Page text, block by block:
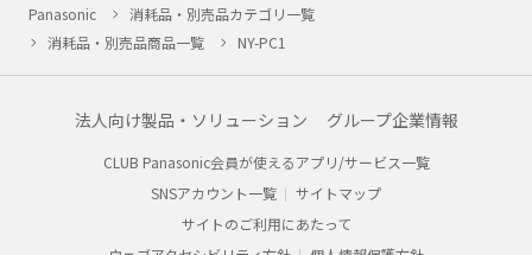
Panasonic
消耗品・別売品カテゴリ一覧
消耗品・別売品商品一覧
NY-PC1
法人向け製品・ソリューション グループ企業情報
CLUB Panasonic会員が使えるアプリ/サービス一覧
SNSアカウント一覧
サイトマップ
サイトのご利用にあたって